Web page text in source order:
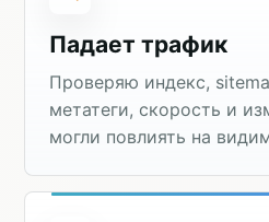
Падает трафик
Проверяю индекс,
метатеги, скорость и
могли повлиять на